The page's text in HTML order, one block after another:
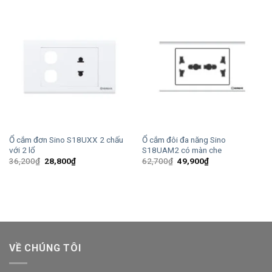
Ổ cắm đơn Sino S18UXX 2 chấu
với 2 lổ
36,200₫ Giá
gốc
28,800₫Giá
hiện
Ổ cắm đôi đa năng Sino
S18UAM2 có màn che
62,700₫ Giá
gốc
49,900₫Giá
hiện
VỀ CHÚNG TÔI